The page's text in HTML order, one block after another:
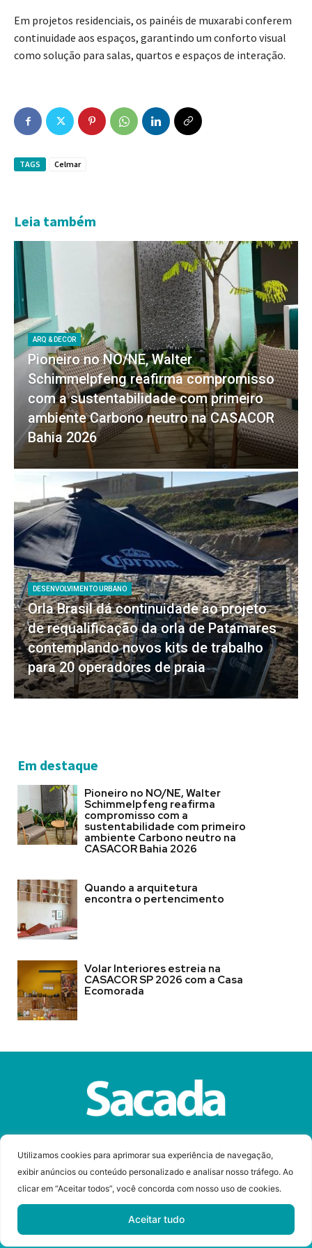
Utilizamos cookies para aprimorar sua experiência de navegação,
exibir anúncios ou conteúdo personalizado e analisar nosso tráfego. Ao
clicar em “Aceitar todos”, você concorda com nosso uso de cookies.
Aceitar tudo
Em projetos residenciais, os painéis de muxarabi conferem
continuidade aos espaços, garantindo um conforto visual
como solução para salas, quartos e espaços de interação.
TAGS Celmar
Leia também
ARQ & DECOR
Pioneiro no NO/NE, Walter
Schimmelpfeng reafirma compromisso
com a sustentabilidade com primeiro
ambiente Carbono neutro na CASACOR
Bahia 2026
DESENVOLVIMENTO URBANO
Orla Brasil dá continuidade ao projeto
de requalificação da orla de Patamares
contemplando novos kits de trabalho
para 20 operadores de praia
Em destaque
Pioneiro no NO/NE, Walter
Schimmelpfeng reafirma
compromisso com a
sustentabilidade com primeiro
ambiente Carbono neutro na
CASACOR Bahia 2026
Quando a arquitetura
encontra o pertencimento
Volar Interiores estreia na
CASACOR SP 2026 com a Casa
Ecomorada
© Copyright 2023 Revista Sacada
Desenvolvido por